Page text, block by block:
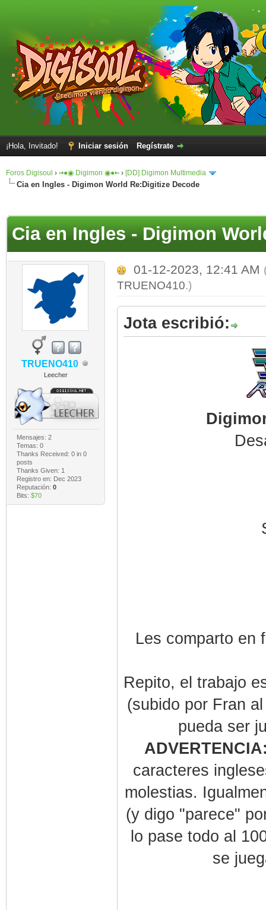
¡Hola, Invitado! Iniciar sesión Regístrate
Foros Digisoul › ◦•●◉ Digimon ◉●•◦ › [DD] Digimon Multimedia
Cia en Ingles - Digimon World Re:Digitize Decode
Cia en Ingles - Digimon
TRUENO410
Leecher
Mensajes: 2
Temas: 0
Thanks Received: 0in 0
posts
Thanks Given: 1
Registro en: Dec 2023
Reputación: 0
Bits: $70
01-12-2023, 12:41 AM
TRUENO410.)
Jota escribió:
Les comparto en
Repito, el trabajo
(subido por Fran
pueda ser
caracteres
molestias.
(y digo "parece"
lo pase todo al
se